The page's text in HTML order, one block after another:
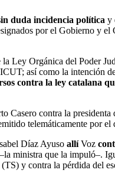
duda incidencia política y
por el Gobierno y
Ley Orgánica del Poder
así como la intención
contra la ley catalana
Casero contra la
telemáticamente por el
Díaz Ayuso allíVoz
que la impuló–.
y contra la pérdida del